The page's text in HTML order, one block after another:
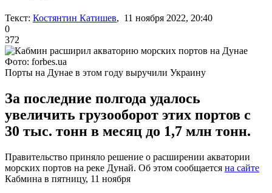
Текст: Костянтин Катишев, 11 ноября 2022, 20:40
0
372
Фото: forbes.ua
Порты на Дунае в этом году выручили Украину
За последние полгода удалось
увеличить грузооборот этих портов с
30 тыс. тонн в месяц до 1,7 млн тонн.
Правительство приняло решение о расширении акватории
морских портов на реке Дунай. Об этом сообщается на сайте
Кабмина в пятницу, 11 ноября